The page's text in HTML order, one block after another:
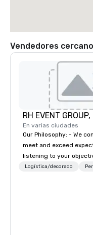
Vendedores
RH EVENT
En varias ciudades
Our Philosophy: - We consistently
meet and exceed
listening to your
sure you gain the
Logística/decorado